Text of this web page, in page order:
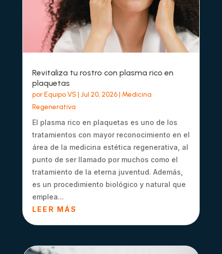
Revitaliza tu rostro con plasma rico en
plaquetas
porEquipo VS | Jul 20, 2026| Medicina
Regenerativa
El plasma rico en plaquetas es uno de los
tratamientos con mayor reconocimiento en el
área de la medicina estética regenerativa, al
punto de ser llamado por muchos como el
tratamiento de la eterna juventud. Además,
es un procedimiento biológico y natural que
emplea...
LEER MÁS